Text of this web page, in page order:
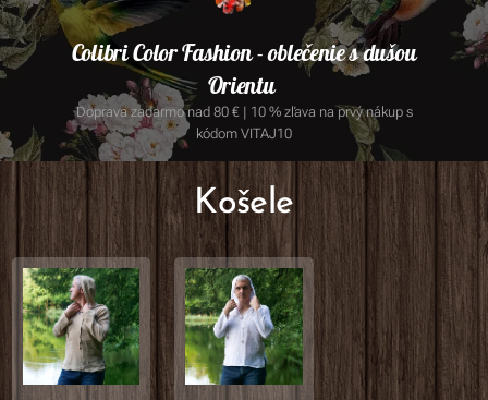
Colibri Color Fashion - oblečenie s dušou
Orientu
Doprava zadarmo nad 80 € | 10 % zľava na prvý nákup s
kódom VITAJ10
Košele